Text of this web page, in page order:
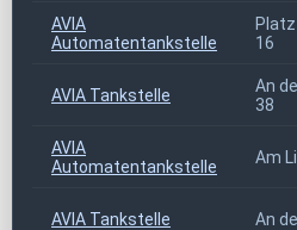
AVIA
Automatentankstelle
16
AVIA Tankstelle
An
38
AVIA
Automatentankstelle
Am
AVIA Tankstelle An